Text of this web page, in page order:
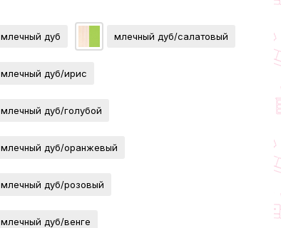
млечный дуб млечный дуб/салатовый
млечный дуб/ирис
млечный дуб/голубой
млечный дуб/оранжевый
млечный дуб/розовый
млечный дуб/венге